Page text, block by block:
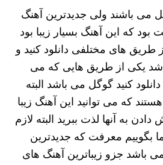
می باشند ولی جدیدترین آهنگ
بود که این آهنگ بسیار زیبا بود
طریق های مختلفی دانلود کنید و
یکی از طریق هایی که می
دانلود کنید گوگل می باشد البته
که می توانید این آهنگ زیبا
دادن به آنها لذت ببرید البته لازم
بگوییم معرفت که جدیدترین
باشد جزو زیباترین آهنگ های